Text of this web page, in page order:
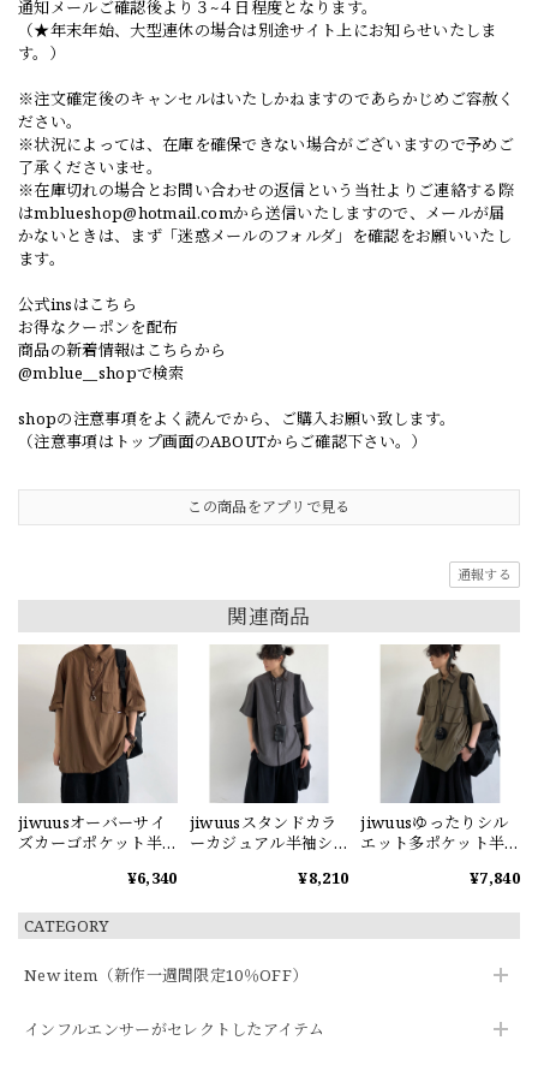
CATEGORY
New item（新作一週間限定10％OFF）
インフルエンサーがセレクトしたアイテム
通知メールご確認後より３~４日程度となります。
（★年末年始、大型連休の場合は別途サイト上にお知らせいたしま
す。）
※注文確定後のキャンセルはいたしかねますのであらかじめご容赦く
ださい。
※状況によっては、在庫を確保できない場合がございますので予めご
了承くださいませ。
※在庫切れの場合とお問い合わせの返信という当社よりご連絡する際
はmblueshop@hotmail.comから送信いたしますので、メールが届
かないときは、まず「迷惑メールのフォルダ」を確認をお願いいたし
ます。
公式insはこちら
お得なクーポンを配布
商品の新着情報はこちらから
@mblue__shopで検索
shopの注意事項をよく読んでから、ご購入お願い致します。
（注意事項はトップ画面のABOUTからご確認下さい。）
この商品をアプリで見る
通報する
関連商品
jiwuusオーバーサイ
ズカーゴポケット半
¥6,340
jiwuusスタンドカラ
ーカジュアル半袖シ
¥8,210
jiwuusゆったりシル
エット多ポケット半
¥7,840